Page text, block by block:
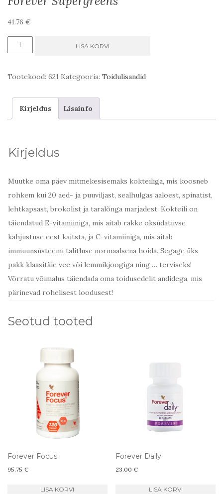
41.76 €
Forever
LISA KORVI
Tootekood: 621 Kategooria: Toidulisandid
Kirjeldus Lisainfo
Kirjeldus
Muutke oma päev mitmekesisemaks kokteiliga, mis koosneb
rohkem kui 20 aed- ja puuviljast, sealhulgas aaloest, spinatist,
lehtkapsast, brokolist ja taralõnga marjadest. Kokteili on
täiendatud E-vitamiiniga, mis aitab rakke oksüdatiivse
kahjustuse eest kaitsta, ja C-vitamiiniga, mis aitab
immuunsüsteemi talitluse normaalsena hoida. Segage üks
pakk klaasitäie vee või lemmikjoogiga ning … terviseks!
Võrratu võimalus täiendada oma toidusedelit andidega, mis
pärinevad rohelisest loodusest!
Seotud tooted
Forever Focus
95.75 €
LISA KORVI
Forever Daily
23.00 €
LISA KORVI